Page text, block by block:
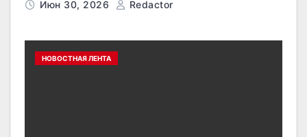
Июн 30, 2026 Redactor
НОВОСТНАЯ ЛЕНТА